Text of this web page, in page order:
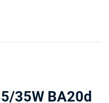
35W BA20d